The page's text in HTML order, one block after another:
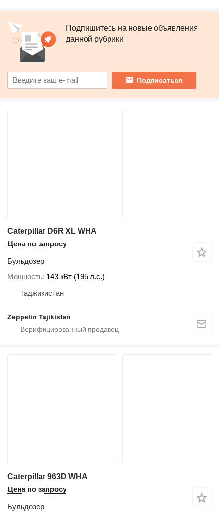
Подпишитесь на новые объявления
данной рубрики
Подписаться
Caterpillar D6R XL WHA
Цена по запросу
Бульдозер
Мощность 143 кВт (195 л.с.)
Таджикистан
Zeppelin Tajikistan
Caterpillar 963D WHA
Цена по запросу
Бульдозер